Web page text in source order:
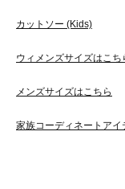
カットソー (Kids)
ウィメンズサイズはこち
メンズサイズはこちら
家族コーディネートアイ